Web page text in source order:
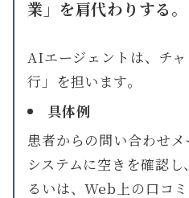
業」を肩代わりする。
AIエージェントは、チ
行」を担います。
具体例
患者からの問い合わせ
システムに空きを確認
るいは、Web上の口コ